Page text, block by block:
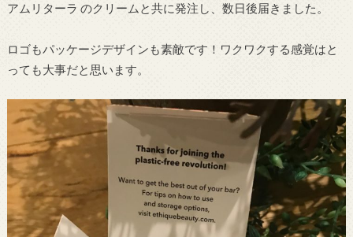
アムリターラ のクリームと共に発注し、数日後届きました。
ロゴもパッケージデザインも素敵です！ワクワクする感覚はと
っても大事だと思います。